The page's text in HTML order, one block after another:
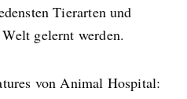
Tierarten und
gelernt werden.
von Animal Hospital: